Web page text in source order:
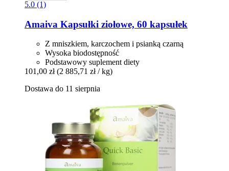
5.0 (1)
Amaiva Kapsułki ziołowe, 60 kapsułek
Z mniszkiem, karczochem i psianką czarną
Wysoka biodostępność
Podstawowy suplement diety
101,00 zł (2 885,71 zł / kg)
Dostawa do 11 sierpnia